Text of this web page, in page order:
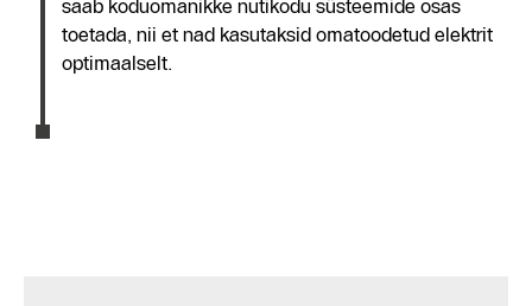
saab koduomanikke nutikodu süsteemide osas
toetada, nii et nad kasutaksid omatoodetud elektrit
optimaalselt.